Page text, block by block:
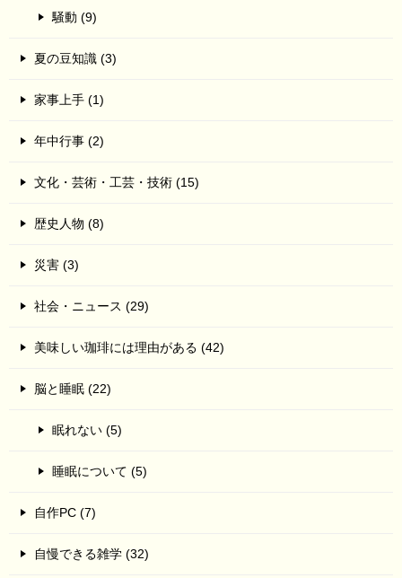
騒動 (9)
夏の豆知識 (3)
家事上手 (1)
年中行事 (2)
文化・芸術・工芸・技術 (15)
歴史人物 (8)
災害 (3)
社会・ニュース (29)
美味しい珈琲には理由がある (42)
脳と睡眠 (22)
眠れない (5)
睡眠について (5)
自作PC (7)
自慢できる雑学 (32)